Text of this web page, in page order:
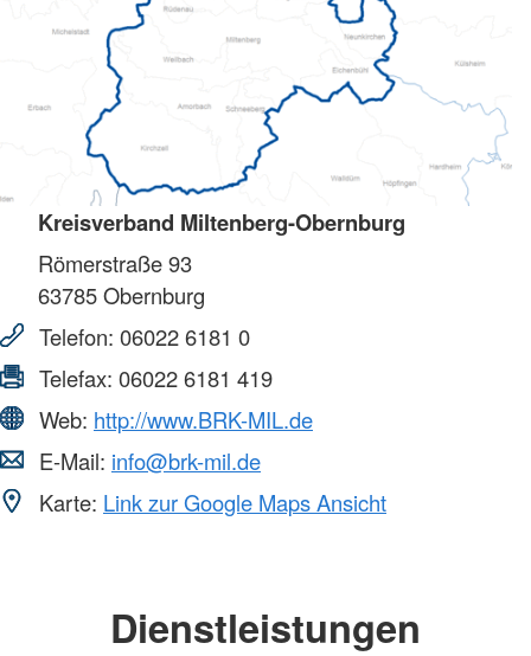
Kreisverband Miltenberg-Obernburg
Römerstraße 93
63785Obernburg
Telefon: 06022 6181 0
Telefax: 06022 6181 419
Web: http://www.BRK-MIL.de
E-Mail: info@brk-mil.de
Karte: Link zur Google Maps Ansicht
Dienstleistungen